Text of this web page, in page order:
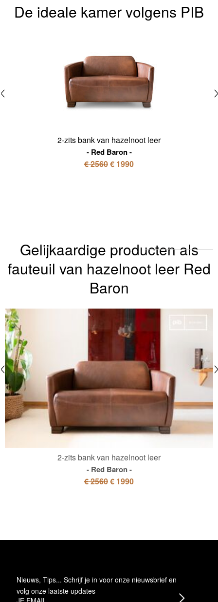
De ideale kamer volgens PIB
2-zits bank van hazelnoot leer
Red Baron
€ 2560€ 1990
Gelijkaardige producten als
fauteuil van hazelnoot leer Red
Baron
2-zits bank van hazelnoot leer
Red Baron
€ 2560€ 1990
Nieuws, Tips... Schrijf je in voor onze nieuwsbrief en
volg onze laatste updates